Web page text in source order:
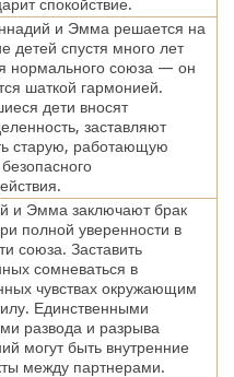
спокойствие.
и Эмма решается на
детей спустя много лет
нормального союза — он
шаткой гармонией.
дети вносят
заставляют
старую, работающую
и Эмма заключают брак
полной уверенности в
союза. Заставить
сомневаться в
чувствах окружающим
Единственными
развода и разрыва
могут быть внутренние
между партнерами.